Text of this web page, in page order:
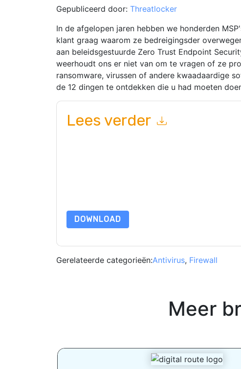
Gepubliceerd door: Threatlocker
In de afgelopen jaren hebben we honderden
klant graag waarom ze bedreigingsder
aan beleidsgestuurde Zero Trust Endpoint
weerhoudt ons er niet van om te vragen of ze
ransomware, virussen of andere kwaadaardige
de 12 dingen te ontdekken die u had moeten
Lees verder
DOWNLOAD
Gerelateerde categorieën:Antivirus, Firewall
Meer